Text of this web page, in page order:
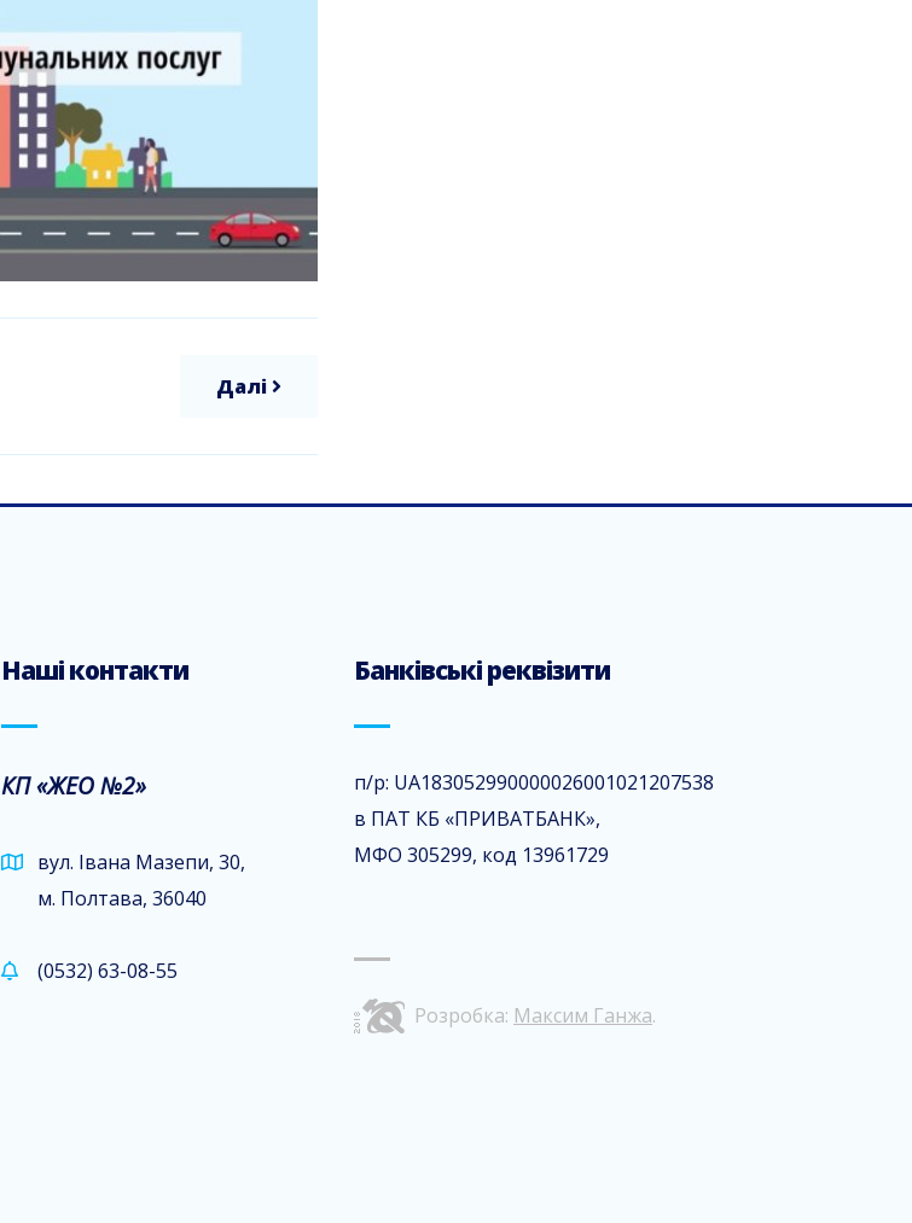
Далі
Наші контакти
КП «ЖЕО №2»
вул. Івана Мазепи, 30,
м. Полтава, 36040
(0532) 63-08-55
Банківські реквізити
п/р: UA183052990000026001021207538
в ПАТ КБ «ПРИВАТБАНК»,
МФО 305299, код 13961729
Розробка: Максим Ганжа.